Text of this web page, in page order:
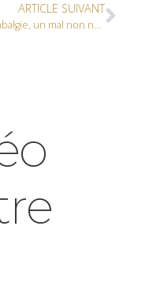
ARTICLE SUIVANT
La lombalgie, un mal non nécessaire